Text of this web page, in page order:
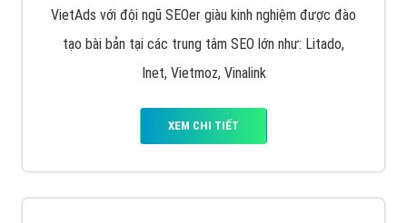
VietAds với đội ngũ SEOer giàu kinh nghiệm được đào
tạo bài bản tại các trung tâm SEO lớn như: Litado,
Inet, Vietmoz, Vinalink
XEM CHI TIẾT